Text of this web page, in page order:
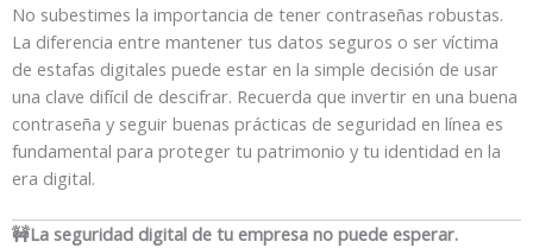
No subestimes la importancia de tener contraseñas robustas.
La diferencia entre mantener tus datos seguros o ser víctima
de estafas digitales puede estar en la simple decisión de usar
una clave difícil de descifrar. Recuerda que invertir en una buena
contraseña y seguir buenas prácticas de seguridad en línea es
fundamental para proteger tu patrimonio y tu identidad en la
era digital.
🚧La seguridad digital de tu empresa no puede esperar.